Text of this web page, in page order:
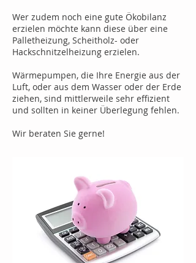
Wer zudem noch eine gute Ökobilanz
erzielen möchte kann diese über eine
Palletheizung, Scheitholz- oder
Hackschnitzelheizung erzielen.
Wärmepumpen, die Ihre Energie aus der
Luft, oder aus dem Wasser oder der Erde
ziehen, sind mittlerweile sehr effizient
und sollten in keiner Überlegung fehlen.
Wir beraten Sie gerne!